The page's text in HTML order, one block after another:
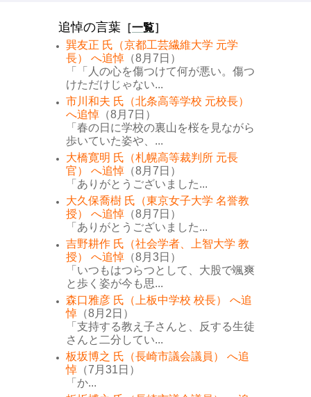
追悼の言葉 ［一覧］
巽友正 氏（京都工芸繊維大学 元学
長） へ追悼 （8月7日）
「「人の心を傷つけて何が悪い。傷つ
けただけじゃない...
市川和夫 氏（北条高等学校 元校長）
へ追悼 （8月7日）
「春の日に学校の裏山を桜を見ながら
歩いていた姿や、...
大橋寛明 氏（札幌高等裁判所 元長
官） へ追悼 （8月7日）
「ありがとうございました...
大久保喬樹 氏（東京女子大学 名誉教
授） へ追悼 （8月7日）
「ありがとうございました...
吉野耕作 氏（社会学者、上智大学 教
授） へ追悼 （8月3日）
「いつもはつらつとして、大股で颯爽
と歩く姿が今も思...
森口雅彦 氏（上板中学校 校長） へ追
悼 （8月2日）
「支持する教え子さんと、反する生徒
さんと二分してい...
板坂博之 氏（長崎市議会議員） へ追
悼 （7月31日）
「か...